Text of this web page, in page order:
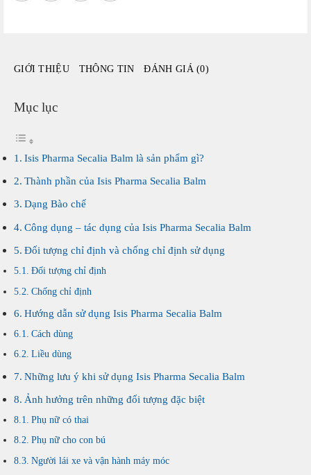
GIỚI THIỆU THÔNG TIN ĐÁNH GIÁ (0)
Mục lục
Isis Pharma Secalia Balm là sản phẩm gì?
Thành phần của Isis Pharma Secalia Balm
Dạng Bào chế
Công dụng – tác dụng của Isis Pharma Secalia Balm
Đối tượng chỉ định và chống chỉ định sử dụng
Đối tượng chỉ định
Chống chỉ định
Hướng dẫn sử dụng Isis Pharma Secalia Balm
Cách dùng
Liều dùng
Những lưu ý khi sử dụng Isis Pharma Secalia Balm
Ảnh hưởng trên những đối tượng đặc biệt
Phụ nữ có thai
Phụ nữ cho con bú
Người lái xe và vận hành máy móc